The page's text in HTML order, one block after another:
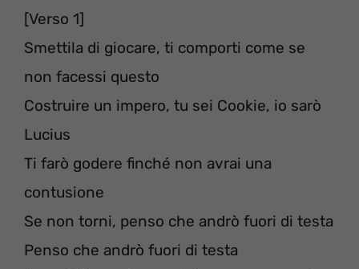
[Verso 1]
Smettila di giocare, ti comporti come se
non facessi questo
Costruire un impero, tu sei Cookie, io sarò
Lucius
Ti farò godere finché non avrai una
contusione
Se non torni, penso che andrò fuori di testa
Penso che andrò fuori di testa